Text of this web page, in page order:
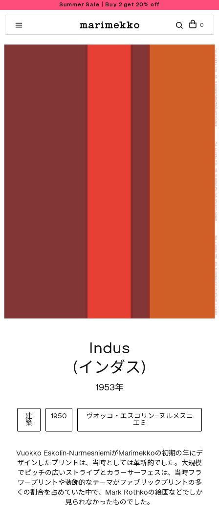
Summer Sale｜Buy 2 get 20% off
0
Indus
(インダス)
1953年
建
築
1950
ヴオッコ・エスコリン=ヌルメスニ
エミ
Vuokko Eskolin-NurmesniemiがMarimekkoの初期の年にデ
ザインしたプリントは、当時としては革新的でした。大規模
でピッチの広いストライプとカラーサーフェスは、当時フラ
ワープリントや装飾的なテーマがファブリックプリントの多
くの割合を占めていた中で、Mark Rothkoの絵画などでしか
見られなかったものでした。